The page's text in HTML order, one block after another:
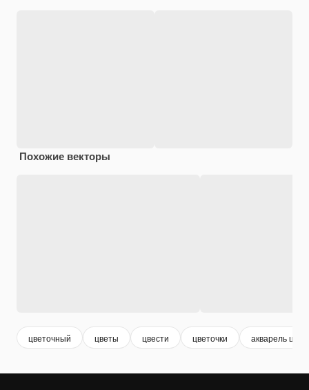
Похожие векторы
цветочный цветы цвести цветочки акварель